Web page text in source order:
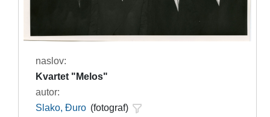
naslov:
Kvartet "Melos"
autor:
Slako, Đuro (fotograf)